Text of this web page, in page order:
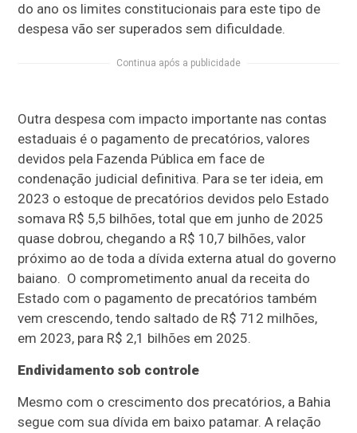
do ano os limites constitucionais para este tipo de
despesa vão ser superados sem dificuldade.
Continua após a publicidade
Outra despesa com impacto importante nas contas
estaduais é o pagamento de precatórios, valores
devidos pela Fazenda Pública em face de
condenação judicial definitiva. Para se ter ideia, em
2023 o estoque de precatórios devidos pelo Estado
somava R$ 5,5 bilhões, total que em junho de 2025
quase dobrou, chegando a R$ 10,7 bilhões, valor
próximo ao de toda a dívida externa atual do governo
baiano. O comprometimento anual da receita do
Estado com o pagamento de precatórios também
vem crescendo, tendo saltado de R$ 712 milhões,
em 2023, para R$ 2,1 bilhões em 2025.
Endividamento sob controle
Mesmo com o crescimento dos precatórios, a Bahia
segue com sua dívida em baixo patamar. A relação